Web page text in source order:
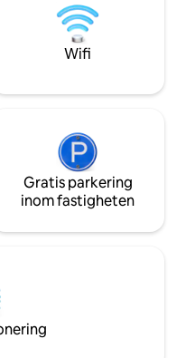
två
Wifi
Gratis parkering
inom fastigheten